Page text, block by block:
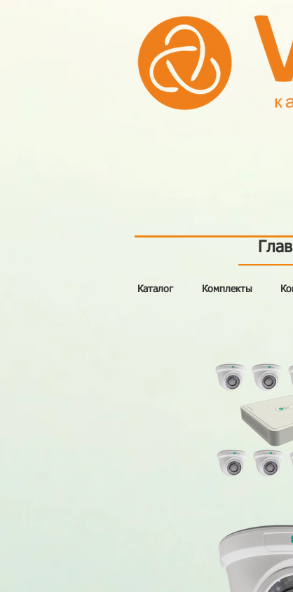
Каталог Комплекты